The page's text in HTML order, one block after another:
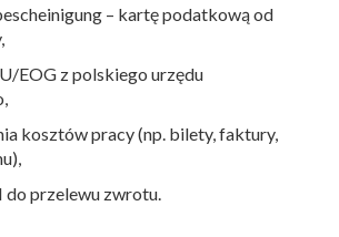
– kartę podatkową od
EOG z polskiego urzędu
kosztów pracy (np. bilety, faktury,
do przelewu zwrotu.